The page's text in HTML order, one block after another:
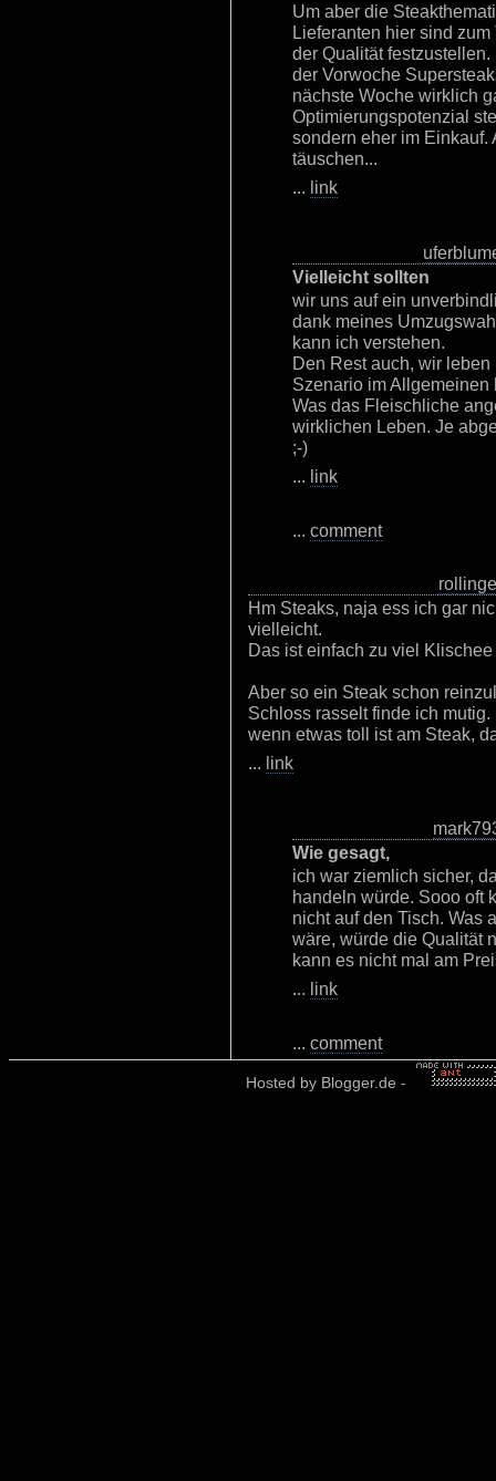
Um aber die
Lieferanten hier sind
der Qualität
der Vorwoche
nächste Woche wirklich
Optimierungspotenzial
sondern eher im Einkauf.
täuschen...
... link
Vielleicht sollten
wir uns auf ein
dank meines
kann ich verstehen.
Den Rest auch, wir
Szenario im
Was das Fleischliche
wirklichen Leben. Je
;-)
... link
... comment
Hm Steaks, naja ess ich gar
vielleicht.
Das ist einfach zu viel
Aber so ein Steak schon
Schloss rasselt finde ich
wenn etwas toll ist am Steak,
... link
Wie gesagt,
ich war ziemlich sicher,
handeln würde. Sooo oft
nicht auf den Tisch. Was
wäre, würde die Qualität
kann es nicht mal am
... link
... comment
Hosted by Blogger.de -